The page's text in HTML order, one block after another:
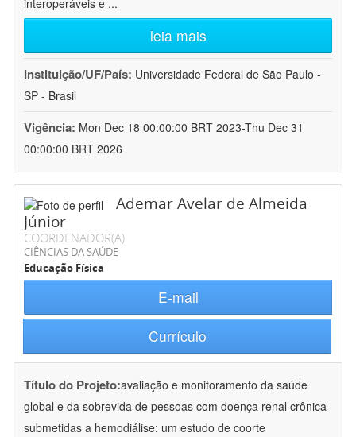
interoperáveis e ...
leia mais
Instituição/UF/País: Universidade Federal de São Paulo -
SP - Brasil
Vigência: Mon Dec 18 00:00:00 BRT 2023-Thu Dec 31
00:00:00 BRT 2026
Ademar Avelar de Almeida
Júnior
COORDENADOR(A)
CIÊNCIAS DA SAÚDE
Educação Física
E-mail
Currículo
Título do Projeto:avaliação e monitoramento da saúde
global e da sobrevida de pessoas com doença renal crônica
submetidas a hemodiálise: um estudo de coorte